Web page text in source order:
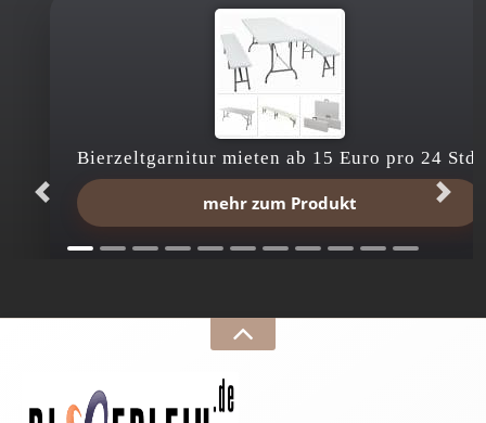
Bierzeltgarnitur mieten ab 15 Euro pro 24 Std.
mehr zum Produkt